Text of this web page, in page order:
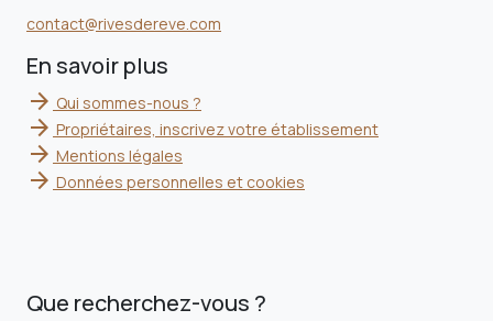
contact@rivesdereve.com
En savoir plus
arrow_forward Qui sommes-nous ?
arrow_forward Propriétaires, inscrivez votre établissement
arrow_forward Mentions légales
arrow_forward Données personnelles et cookies
Que recherchez-vous ?